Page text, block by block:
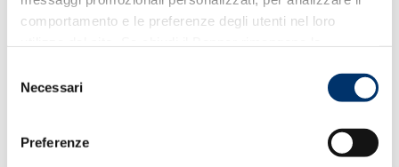
comportamento e le preferenze degli utenti nel loro
navigare sul sito in assenza di eventuali cookie diversi da
delNecessari
Preferenze
Azione re-lipidizzante, aiuta a ristabilire la barriera